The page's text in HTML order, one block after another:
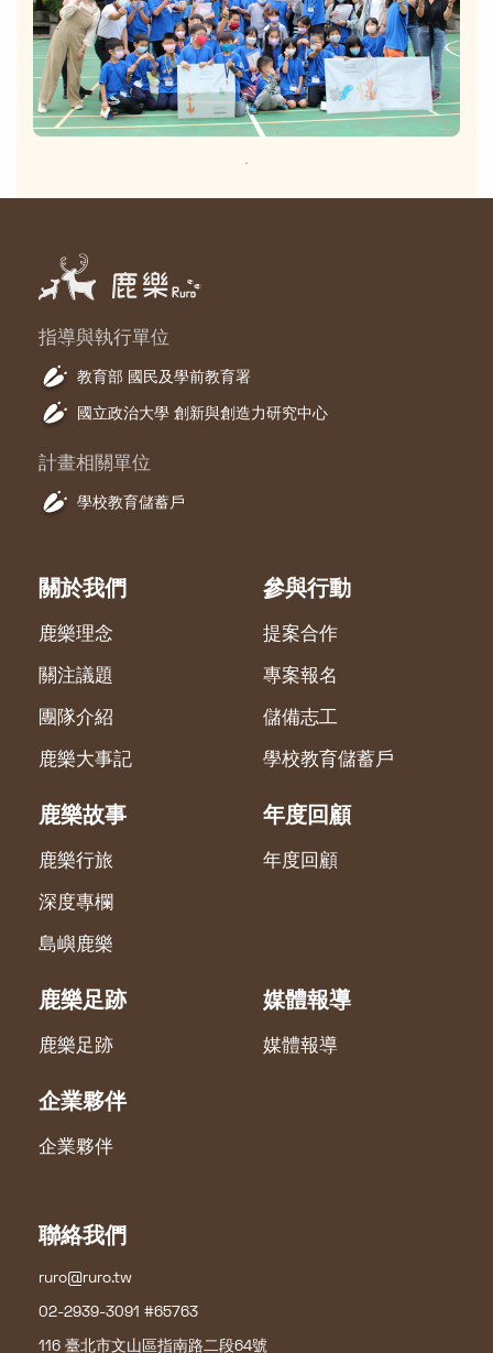
．
指導與執行單位
教育部 國民及學前教育署
國立政治大學 創新與創造力研究中心
計畫相關單位
學校教育儲蓄戶
關於我們
鹿樂理念
關注議題
團隊介紹
鹿樂大事記
參與行動
提案合作
專案報名
儲備志工
學校教育儲蓄戶
鹿樂故事
鹿樂行旅
深度專欄
島嶼鹿樂
年度回顧
年度回顧
鹿樂足跡
鹿樂足跡
媒體報導
媒體報導
企業夥伴
企業夥伴
聯絡我們
ruro@ruro.tw
02-2939-3091 #65763
116 臺北市文山區指南路二段64號